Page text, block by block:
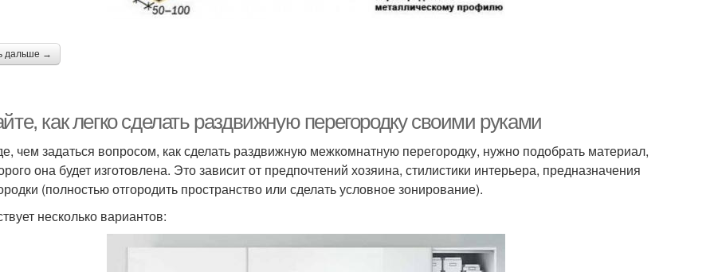
дальше →
как легко сделать раздвижную перегородку своими руками
чем задаться вопросом, как сделать раздвижную межкомнатную перегородку, нужно подобрать материал,
она будет изготовлена. Это зависит от предпочтений хозяина, стилистики интерьера, предназначения
(полностью отгородить пространство или сделать условное зонирование).
несколько вариантов: